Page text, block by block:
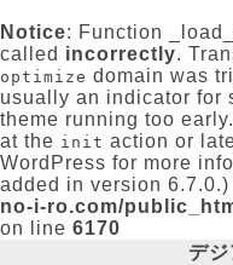
Notice: Function
called incorrectly.
optimize domain was
usually an indicator for
theme running too
at the init action or
WordPress for more
added in version 6.7.0.)
no-i-ro.com/
on line 6170
デ